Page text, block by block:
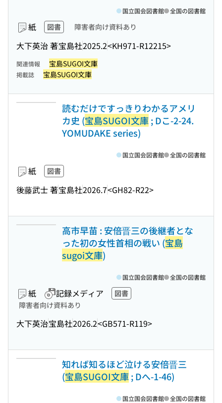
紙 図書 障害者向け資料あり
大下英治 著宝島社2025.2<KH971-R12215>
国立国会図書館 全国の図書館
関連情報 宝島SUGOI文庫
掲載誌 宝島SUGOI文庫
読むだけですっきりわかるアメリ
カ史 (宝島SUGOI文庫; Dこ-2-24.
YOMUDAKE series)
紙 図書
後藤武士 著宝島社2026.7<GH82-R22>
国立国会図書館 全国の図書館
高市早苗 : 安倍晋三の後継者とな
った初の女性首相の戦い (宝島
sugoi文庫)
紙 記録メディア
図書
障害者向け資料あり
大下英治宝島社2026.2<GB571-R119>
国立国会図書館 全国の図書館
知れば知るほど泣ける安倍晋三
(宝島SUGOI文庫; Dへ-1-46)
国立国会図書館 全国の図書館